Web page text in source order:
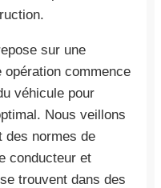
sur une
commence
véhicule pour
Nous veillons
des normes de
conducteur et
trouvent dans des